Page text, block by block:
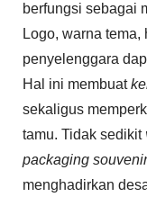
berfungsi sebagai
Logo, warna
penyelenggara
Hal ini membuat
sekaligus
tamu. Tidak sedikit
packaging souvenir
menghadirkan